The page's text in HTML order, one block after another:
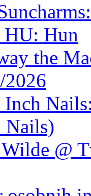
Hun
the
2026
Nails)
@